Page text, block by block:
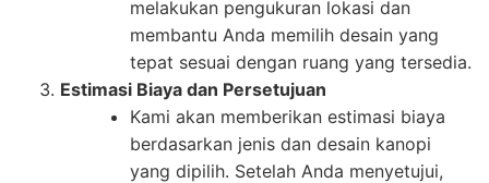
melakukan pengukuran lokasi dan
membantu Anda memilih desain yang
tepat sesuai dengan ruang yang tersedia.
Estimasi Biaya dan Persetujuan
Kami akan memberikan estimasi biaya
berdasarkan jenis dan desain kanopi
yang dipilih. Setelah Anda menyetujui,